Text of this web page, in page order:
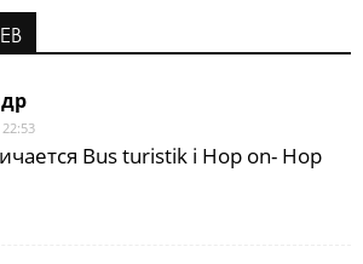
Bus turistik i Hop on- Hop